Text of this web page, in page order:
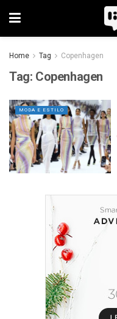
Home Tag Copenhagen
Tag: Copenhagen
MODA E ESTILO